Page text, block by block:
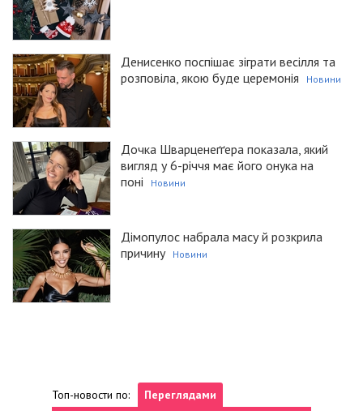
Денисенко поспішає зіграти весілля та
розповіла, якою буде церемонія
Новини
Дочка Шварценеґґера показала, який
вигляд у 6-річчя має його онука на
поні
Новини
Дімопулос набрала масу й розкрила
причину
Новини
Топ-новости по: Переглядами